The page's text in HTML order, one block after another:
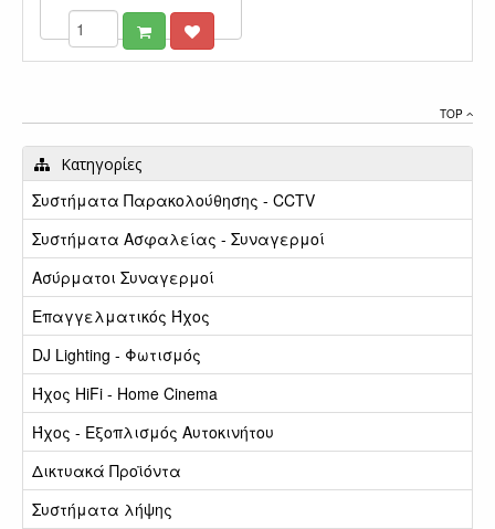
TOP
Κατηγορίες
Συστήματα Παρακολούθησης - CCTV
Συστήματα Ασφαλείας - Συναγερμοί
Ασύρματοι Συναγερμοί
Επαγγελματικός Ήχος
DJ Lighting - Φωτισμός
Ήχος HiFi - Home Cinema
Ήχος - Εξοπλισμός Αυτοκινήτου
Δικτυακά Προϊόντα
Συστήματα λήψης